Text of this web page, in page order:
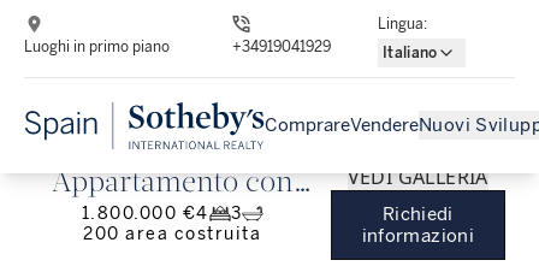
Luoghi in primo piano +34919041929
Lingua:
Italiano
ComprareVendereNuovi
Appartamento con
vista sulla città di
1.800.000 €4
3
200 area costruita
VEDI GALLERIA
Richiedi
informazioni